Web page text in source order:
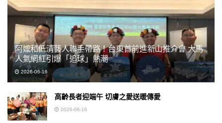
阿嬤和低清藝人聯手帶路！台東首前進新山推介會 大馬
人氣網紅引爆「追球」熱潮
2026-06-16
高齡長者迎端午 切膚之愛送暖傳愛
2026-06-16